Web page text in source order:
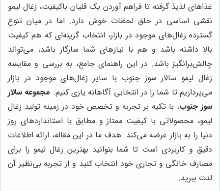
غذاهای لذیذ گرفته تا فراهم آوردن یک قلیان باکیفیت، زغال لیمو
نقشی اساسی در خلق لحظات خوش دارد. اما در میان تنوع
گسترده زغال‌های موجود در بازار، انتخاب گزینه‌ای که هم کیفیت
بالا داشته باشد و هم با نیازهای شما سازگار باشد، می‌تواند
چالش‌برانگیز باشد. در این راهنمای جامع، به بررسی و مقایسه
زغال لیمو سالار سوز جنوب با سایر زغال‌های موجود در بازار
می‌پردازیم تا شما را در انتخابی آگاهانه یاری کنیم. مجموعه سالار
سوز جنوب، با تکیه بر تجربه و تخصص خود در زمینه تولید زغال
لیمو، محصولاتی با کیفیت ممتاز و مطابق با استانداردهای روز
دنیا را به بازار عرضه می‌کند. هدف ما در این مقاله، ارائه اطلاعات
دقیق و کاربردی است تا شما بتوانید بهترین زغال لیمو را برای
مصارف خانگی و تجاری خود انتخاب کنید و از تجربه بی‌نظیر آن
لذت ببرید.